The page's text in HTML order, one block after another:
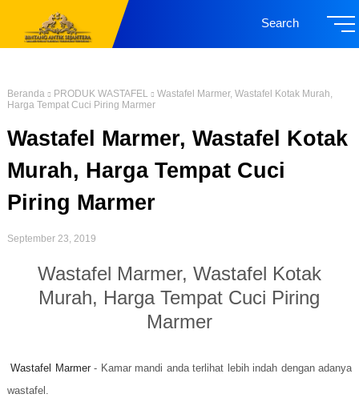
Search
Beranda PRODUK WASTAFEL
Wastafel Marmer, Wastafel Kotak Murah,
Harga Tempat Cuci Piring Marmer
Wastafel Marmer, Wastafel Kotak
Murah, Harga Tempat Cuci
Piring Marmer
September 23, 2019
Wastafel Marmer, Wastafel Kotak
Murah, Harga Tempat Cuci Piring
Marmer
Wastafel Marmer- Kamar mandi anda terlihat lebih indah dengan adanya
wastafel.